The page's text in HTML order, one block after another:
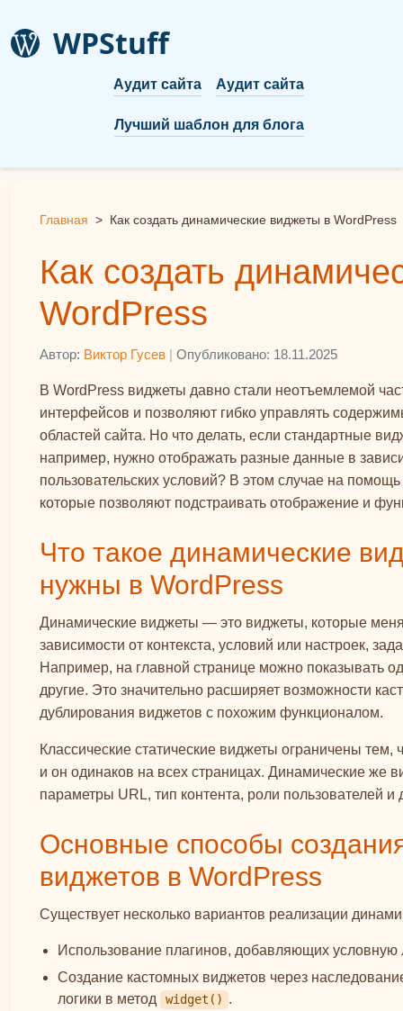
WPStuff
Аудит сайта Аудит сайта
Лучший шаблон для блога
Главная > Как создать динамические виджеты в WordPress
Как создать
WordPress
Автор: Виктор Гусев | Опубликовано: 18.11.2025
В WordPress виджеты давно стали неотъемлемой
интерфейсов и позволяют гибко управлять
областей сайта. Но что делать, если стандартные
например, нужно отображать разные данные в
пользовательских условий? В этом случае на
которые позволяют подстраивать отображение и
Что такое динамические
нужны в WordPress
Динамические виджеты — это виджеты, которые
зависимости от контекста, условий или настроек,
Например, на главной странице можно показывать
другие. Это значительно расширяет возможности
дублирования виджетов с похожим функционалом.
Классические статические виджеты ограничены тем,
и он одинаков на всех страницах. Динамические же
параметры URL, тип контента, роли пользователей и
Основные способы
виджетов в WordPress
Существует несколько вариантов реализации
Использование плагинов, добавляющих условную
Создание кастомных виджетов через
логики в метод
widget() .